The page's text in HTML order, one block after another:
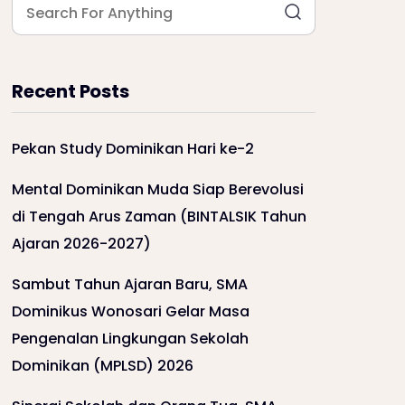
Recent Posts
Pekan Study Dominikan Hari ke-2
Mental Dominikan Muda Siap Berevolusi
di Tengah Arus Zaman (BINTALSIK Tahun
Ajaran 2026-2027)
Sambut Tahun Ajaran Baru, SMA
Dominikus Wonosari Gelar Masa
Pengenalan Lingkungan Sekolah
Dominikan (MPLSD) 2026